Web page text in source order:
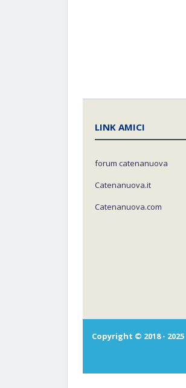
LINK AMICI
forum catenanuova
Catenanuova.it
Catenanuova.com
Copyright © 2018 - 2025